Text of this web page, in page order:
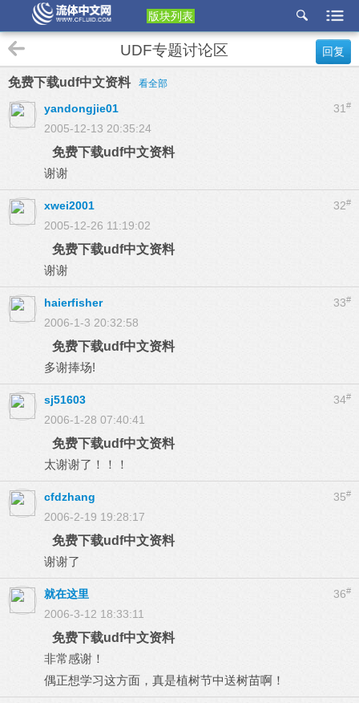
版块列表
etu
p
回复
UDF专题讨论区
免费下载udf中文资料 看全部
31 #
yandongjie01
2005-12-13 20:35:24
免费下载udf中文资料
谢谢
32#
xwei2001
2005-12-26 11:19:02
免费下载udf中文资料
谢谢
33#
haierfisher
2006-1-3 20:32:58
免费下载udf中文资料
多谢捧场!
34#
sj51603
2006-1-28 07:40:41
免费下载udf中文资料
太谢谢了！！！
35#
cfdzhang
2006-2-19 19:28:17
免费下载udf中文资料
谢谢了
36#
就在这里
2006-3-12 18:33:11
免费下载udf中文资料
非常感谢！
偶正想学习这方面，真是植树节中送树苗啊！